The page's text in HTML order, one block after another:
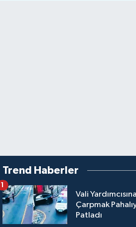
Trend Haberler
Vali Yardımcısına
Çarpmak
Patladı
1